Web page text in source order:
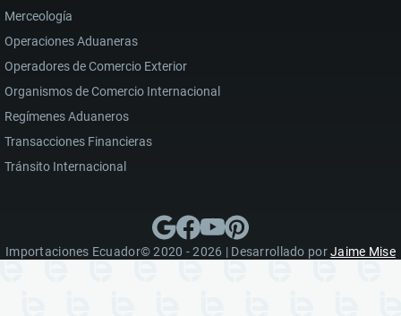
Merceología
Operaciones Aduaneras
Operadores de Comercio Exterior
Organismos de Comercio Internacional
Regímenes Aduaneros
Transacciones Financieras
Tránsito Internacional
Importaciones Ecuador© 2020 - 2026 | Desarrollado porJaime Mise